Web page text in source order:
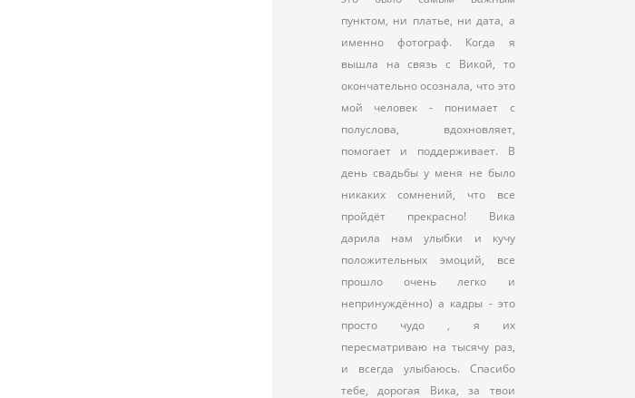
пунктом, ни платье, ни дата, а
именно фотограф. Когда я
вышла на связь с Викой, то
окончательно осознала, что это
мой человек - понимает с
полуслова, вдохновляет,
помогает и поддерживает. В
день свадьбы у меня не было
никаких сомнений, что все
пройдёт прекрасно! Вика
дарила нам улыбки и кучу
положительных эмоций, все
прошло очень легко и
непринуждённо) а кадры - это
просто чудо , я их
пересматриваю на тысячу раз,
и всегда улыбаюсь. Спасибо
тебе, дорогая Вика, за твои